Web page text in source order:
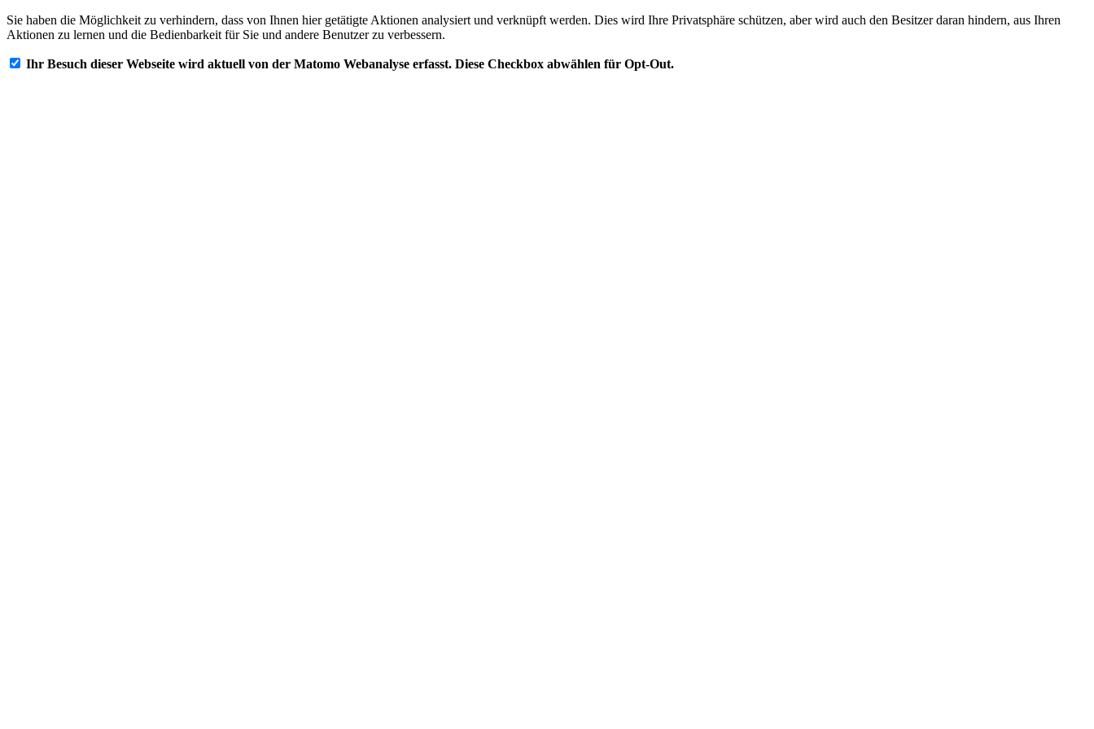
Sie haben die Möglichkeit zu verhindern, dass von Ihnen hier getätigte Aktionen analysiert und verknüpft werden. Dies wird Ihre Privatsphäre schützen, aber wird auch den Besitzer daran hindern, aus Ihren
Aktionen zu lernen und die Bedienbarkeit für Sie und andere Benutzer zu verbessern.
Ihr Besuch dieser Webseite wird aktuell von der Matomo Webanalyse erfasst. Diese Checkbox abwählen für Opt-Out.